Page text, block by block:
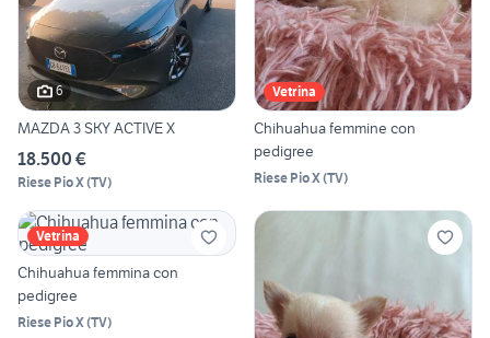
6
MAZDA 3 SKY ACTIVE X
18.500 €
Riese Pio X(TV)
Vetrina
Chihuahua femmine con
pedigree
Riese Pio X(TV)
Vetrina
Chihuahua femmina con
pedigree
Riese Pio X(TV)